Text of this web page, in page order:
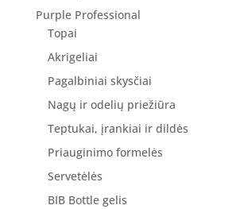
Purple Professional
Topai
Akrigeliai
Pagalbiniai skysčiai
Nagų ir odelių priežiūra
Teptukai, įrankiai ir dildės
Priauginimo formelės
Servetėlės
BIB Bottle gelis